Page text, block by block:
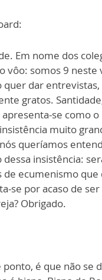
Em nome dos
vôo: somos 9 neste
quer dar
gratos.
se como o
muito
queríamos
insistência:
de ecumenismo que
se por acaso de
Obrigado.
ponto, é que não se